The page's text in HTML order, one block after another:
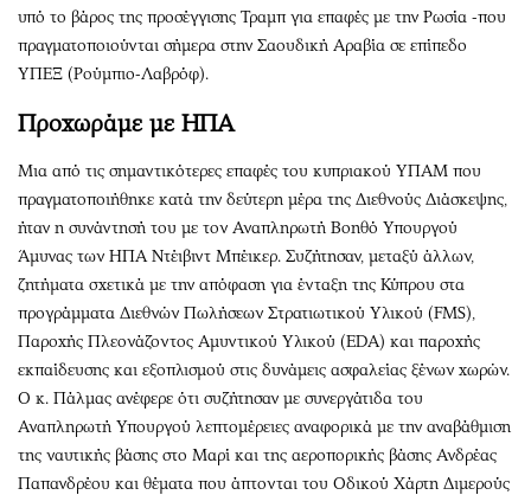
υπό το βάρος της προσέγγισης Τραμπ για επαφές με την Ρωσία -που
πραγματοποιούνται σήμερα στην Σαουδική Αραβία σε επίπεδο
ΥΠΕΞ (Ρούμπιο-Λαβρόφ).
Προχωράμε με ΗΠΑ
Μια από τις σημαντικότερες επαφές του κυπριακού ΥΠΑΜ που
πραγματοποιήθηκε κατά την δεύτερη μέρα της Διεθνούς Διάσκεψης,
ήταν η συνάντησή του με τον Αναπληρωτή Βοηθό Υπουργού
Άμυνας των ΗΠΑ Ντέιβιντ Μπέικερ. Συζήτησαν, μεταξύ άλλων,
ζητήματα σχετικά με την απόφαση για ένταξη της Κύπρου στα
προγράμματα Διεθνών Πωλήσεων Στρατιωτικού Υλικού (FMS),
Παροχής Πλεονάζοντος Αμυντικού Υλικού (EDA) και παροχής
εκπαίδευσης και εξοπλισμού στις δυνάμεις ασφαλείας ξένων χωρών.
Ο κ. Πάλμας ανέφερε ότι συζήτησαν με συνεργάτιδα του
Αναπληρωτή Υπουργού λεπτομέρειες αναφορικά με την αναβάθμιση
της ναυτικής βάσης στο Μαρί και της αεροπορικής βάσης Ανδρέας
Παπανδρέου και θέματα που άπτονται του Οδικού Χάρτη Διμερούς